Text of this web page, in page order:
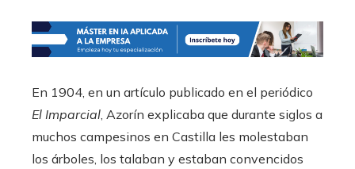
En 1904, en un artículo publicado en el periódico
El Imparcial, Azorín explicaba que durante siglos a
muchos campesinos en Castilla les molestaban
los árboles, los talaban y estaban convencidos